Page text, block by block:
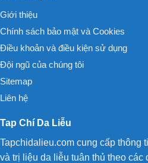
Giới thiệu
Chính sách bảo mật và Cookies
Điều khoản và điều kiện sử dụng
Đội ngũ của chúng tôi
Sitemap
Liên hệ
Tap Chí Da Liễu
Tapchidalieu.com cung cấp thông
và trị liệu da liễu tuân thủ theo các